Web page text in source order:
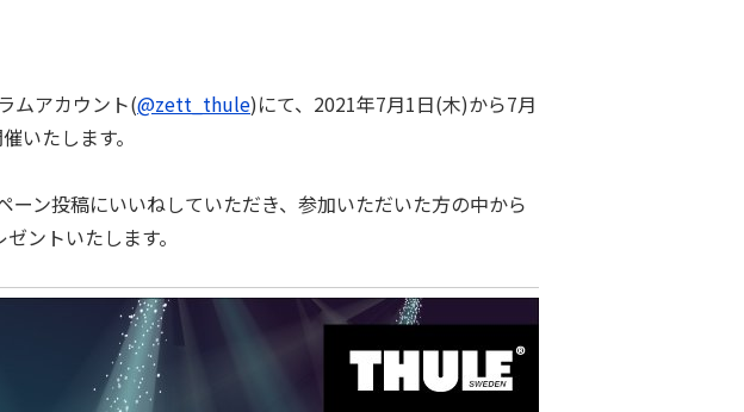
ムアカウント(@zett_thule)にて、2021年7⽉1⽇(⽊)から7⽉
いたします。
ーン投稿にいいねしていただき、参加いただいた方の中から
ントいたします。